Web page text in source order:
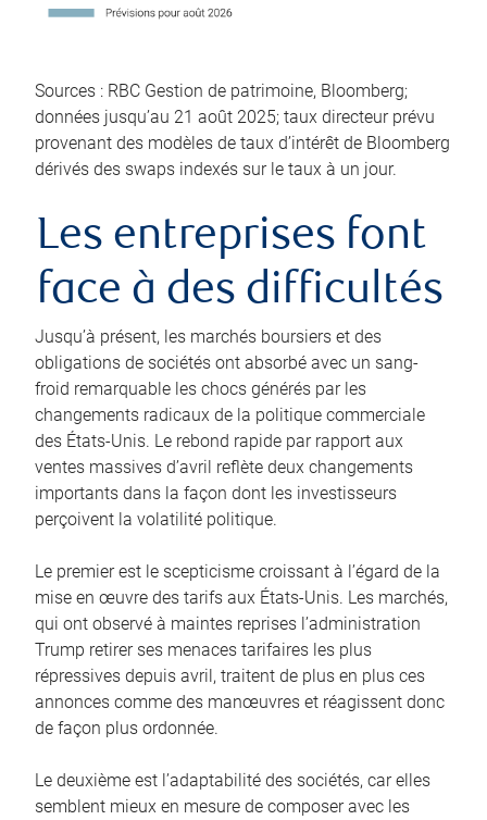
Sources : RBC Gestion de patrimoine, Bloomberg;
données jusqu’au 21 août 2025; taux directeur prévu
provenant des modèles de taux d’intérêt de Bloomberg
dérivés des swaps indexés sur le taux à un jour.
Les entreprises font
face à des difficultés
Jusqu’à présent, les marchés boursiers et des
obligations de sociétés ont absorbé avec un sang-
froid remarquable les chocs générés par les
changements radicaux de la politique commerciale
des États-Unis. Le rebond rapide par rapport aux
ventes massives d’avril reflète deux changements
importants dans la façon dont les investisseurs
perçoivent la volatilité politique.
Le premier est le scepticisme croissant à l’égard de la
mise en œuvre des tarifs aux États-Unis. Les marchés,
qui ont observé à maintes reprises l’administration
Trump retirer ses menaces tarifaires les plus
répressives depuis avril, traitent de plus en plus ces
annonces comme des manœuvres et réagissent donc
de façon plus ordonnée.
Le deuxième est l’adaptabilité des sociétés, car elles
semblent mieux en mesure de composer avec les